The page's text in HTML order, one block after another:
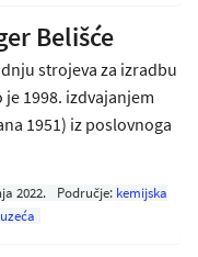
Belišće
strojeva za izradbu
1998. izdvajanjem
1951) iz poslovnoga
2022. Područje: kemijska